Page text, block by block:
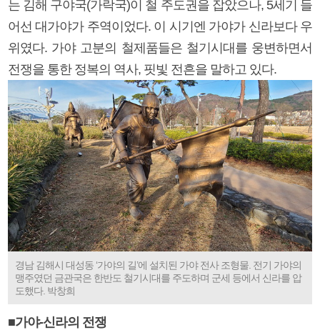
는 김해 구야국(가락국)이 철 주도권을 잡았으나, 5세기 들
어선 대가야가 주역이었다. 이 시기엔 가야가 신라보다 우
위였다. 가야 고분의 철제품들은 철기시대를 웅변하면서
전쟁을 통한 정복의 역사, 핏빛 전흔을 말하고 있다.
경남 김해시 대성동 ‘가야의 길’에 설치된 가야 전사 조형물. 전기 가야의
맹주였던 금관국은 한반도 철기시대를 주도하며 군세 등에서 신라를 압
도했다. 박창희
■가야-신라의 전쟁